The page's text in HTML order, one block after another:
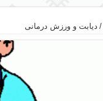
/ دیابت و ورزش درمانی